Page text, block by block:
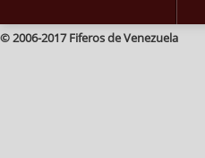
© 2006-2017 Fiferos de Venezuela